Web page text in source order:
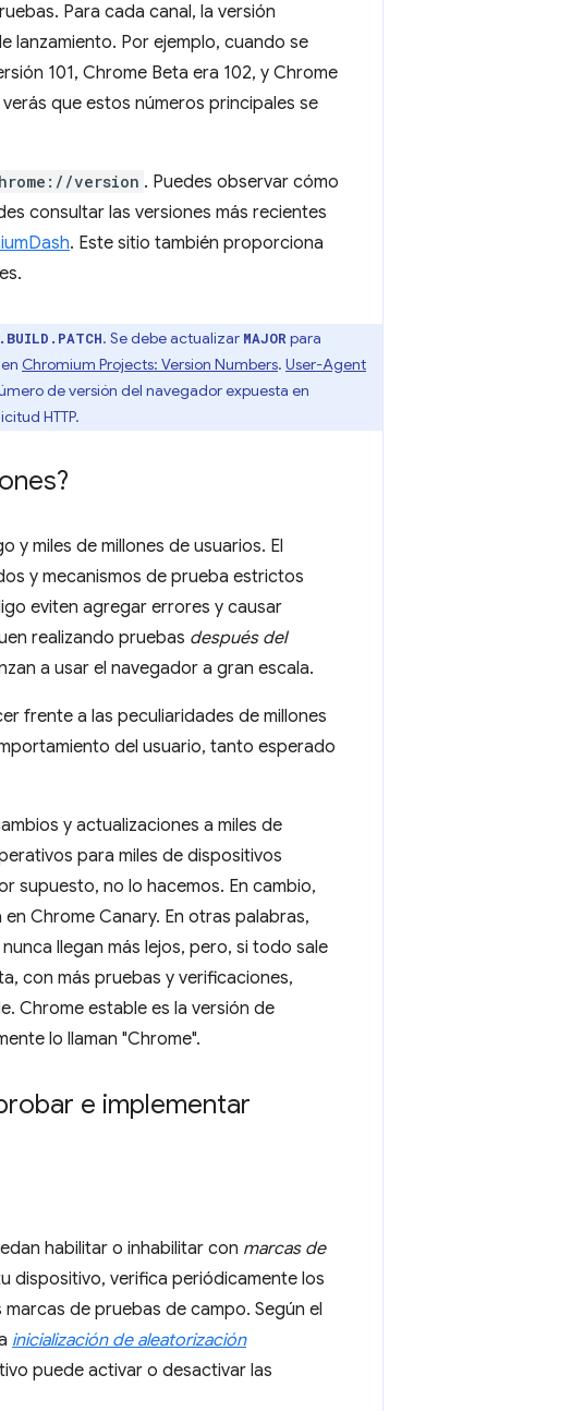
Para cada canal, la versión
lanzamiento. Por ejemplo, cuando se
101, Chrome Beta era 102, y Chrome
que estos números principales se
version . Puedes observar cómo
consultar las versiones más recientes
. Este sitio también proporciona
. Se debe actualizar MAJOR para
Chromium Projects: Version Numbers. User-Agent
de versión del navegador expuesta en
HTTP.
y miles de millones de usuarios. El
y mecanismos de prueba estrictos
eviten agregar errores y causar
realizando pruebas después del
a usar el navegador a gran escala.
frente a las peculiaridades de millones
del usuario, tanto esperado
y actualizaciones a miles de
para miles de dispositivos
supuesto, no lo hacemos. En cambio,
Chrome Canary. En otras palabras,
llegan más lejos, pero, si todo sale
con más pruebas y verificaciones,
Chrome estable es la versión de
lo llaman "Chrome".
e implementar
habilitar o inhabilitar con marcas de
dispositivo, verifica periódicamente los
de pruebas de campo. Según el
inicialización de aleatorización
puede activar o desactivar las